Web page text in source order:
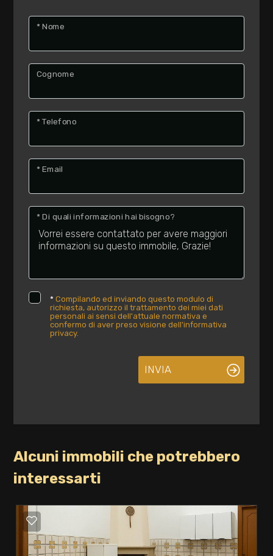
* Nome
Cognome
* Telefono
* Email
* Di quali informazioni hai bisogno?
*Compilando ed inviando questo modulo di
richiesta, autorizzo il trattamento dei miei dati
personali ai sensi dell'attuale normativa e
confermo di aver preso visione dell'informativa
privacy.
INVIA
Alcuni immobili che potrebbero
interessarti